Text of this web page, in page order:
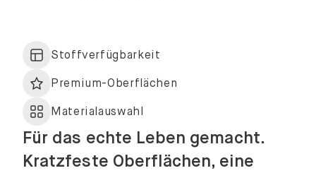
Stoffverfügbarkeit
Premium-Oberflächen
Materialauswahl
Für das echte Leben gemacht.
Kratzfeste Oberflächen, eine